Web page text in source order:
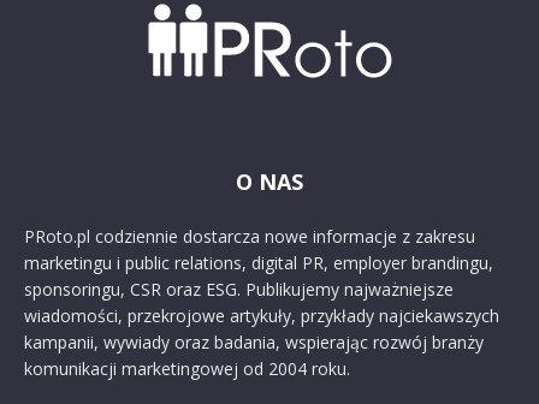
O NAS
PRoto.pl codziennie dostarcza nowe informacje z zakresu
marketingu i public relations, digital PR, employer brandingu,
sponsoringu, CSR oraz ESG. Publikujemy najważniejsze
wiadomości, przekrojowe artykuły, przykłady najciekawszych
kampanii, wywiady oraz badania, wspierając rozwój branży
komunikacji marketingowej od 2004 roku.